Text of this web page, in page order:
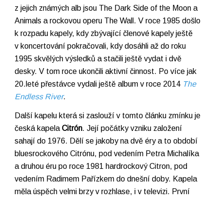
z jejich známých alb jsou The Dark Side of the Moon a
Animals a rockovou operu The Wall. V roce 1985 došlo
k rozpadu kapely, kdy zbývající členové kapely ještě
v koncertování pokračovali, kdy dosáhli až do roku
1995 skvělých výsledků a stačili ještě vydat i dvě
desky. V tom roce ukončili aktivní činnost. Po více jak
20.leté přestávce vydali ještě album v roce 2014 The
Endless River.
Další kapelu která si zaslouží v tomto článku zmínku je
česká kapela Citrón. Její počátky vzniku založení
sahají do 1976. Dělí se jakoby na dvě éry a to období
bluesrockového Citrónu, pod vedením Petra Michalíka
a druhou éru po roce 1981 hardrockový Citron, pod
vedením Radimem Pařízkem do dnešní doby. Kapela
měla úspěch velmi brzy v rozhlase, i v televizi. První